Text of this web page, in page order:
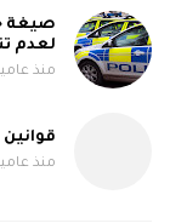
صيغة
لعدم
منذ
منذ